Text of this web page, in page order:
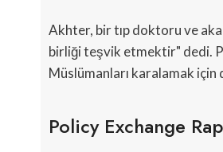
Akhter, bir tıp doktoru ve
birliği teşvik etmektir" dedi.
Müslümanları karalamak için
Policy Exchange